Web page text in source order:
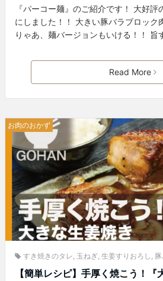
『パーコー麺』のご紹介です！ 大好
にしました！！ 大きい豚バラブロック
りゃあ、麺バージョンもいける！！ 旨
Read More
お肉のおかず
すき焼きのタレ 玉ねぎ 生姜すりおろし
【簡単レシピ】手厚く焼こう！